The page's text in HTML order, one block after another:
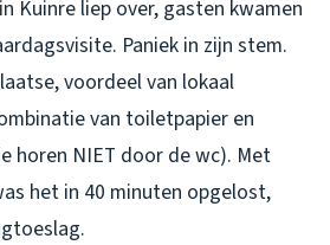
Kuinre liep over, gasten kwamen
Paniek in zijn stem.
voordeel van lokaal
van toiletpapier en
horen NIET door de wc). Met
het in 40 minuten opgelost,